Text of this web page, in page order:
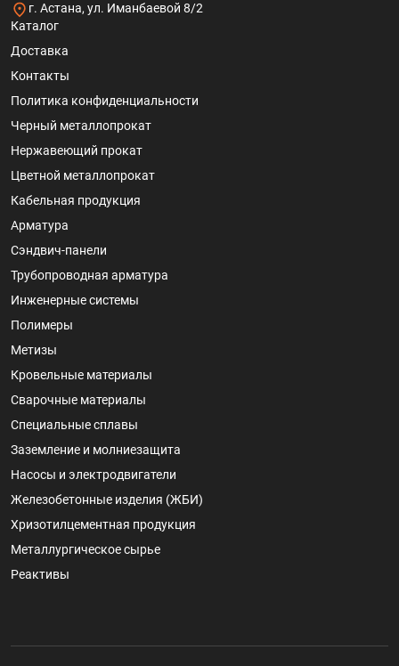
г. Астана, ул. Иманбаевой 8/2
Каталог
Доставка
Контакты
Политика конфиденциальности
Черный металлопрокат
Нержавеющий прокат
Цветной металлопрокат
Кабельная продукция
Арматура
Сэндвич-панели
Трубопроводная арматура
Инженерные системы
Полимеры
Метизы
Кровельные материалы
Сварочные материалы
Специальные сплавы
Заземление и молниезащита
Насосы и электродвигатели
Железобетонные изделия (ЖБИ)
Хризотилцементная продукция
Металлургическое сырье
Реактивы